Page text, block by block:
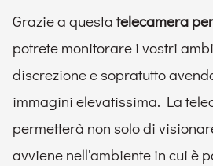
Grazie a questa telecamera
potrete monitorare i vostri
discrezione e sopratutto
immagini elevatissima. La
permetterà non solo di
avviene nell'ambiente in cui è